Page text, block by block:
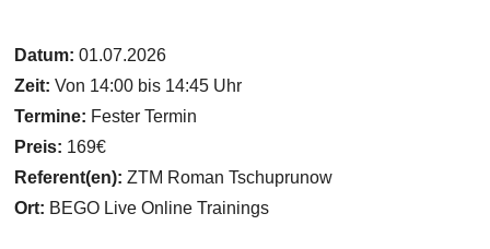
Datum:01.07.2026
Zeit: Von 14:00 bis 14:45 Uhr
Termine: Fester Termin
Preis: 169€
Referent(en):ZTM Roman Tschuprunow
Ort: BEGO Live Online Trainings